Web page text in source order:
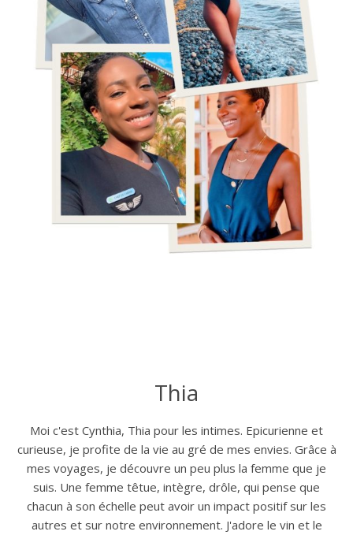
Thia
Moi c'est Cynthia, Thia pour les intimes. Epicurienne et
curieuse, je profite de la vie au gré de mes envies. Grâce à
mes voyages, je découvre un peu plus la femme que je
suis. Une femme têtue, intègre, drôle, qui pense que
chacun à son échelle peut avoir un impact positif sur les
autres et sur notre environnement. J'adore le vin et le